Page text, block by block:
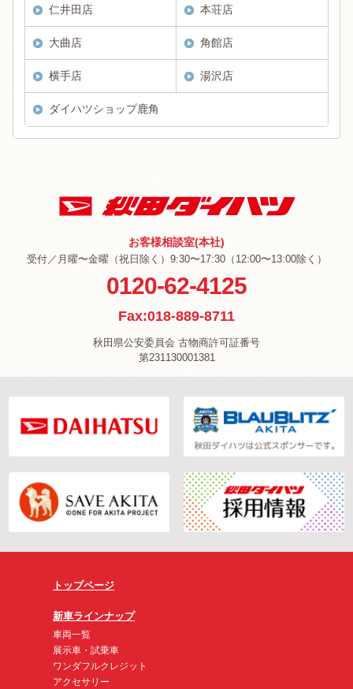
仁井田店 本荘店
大曲店 角館店
横手店 湯沢店
ダイハツショップ鹿角
お客様相談室(本社)
受付／月曜〜金曜（祝日除く）9:30〜17:30（12:00〜13:00除く）
0120-62-4125
Fax:018-889-8711
秋田県公安委員会 古物商許可証番号
第231130001381
トップページ
新車ラインナップ
車両一覧
展示車・試乗車
ワンダフルクレジット
アクセサリー